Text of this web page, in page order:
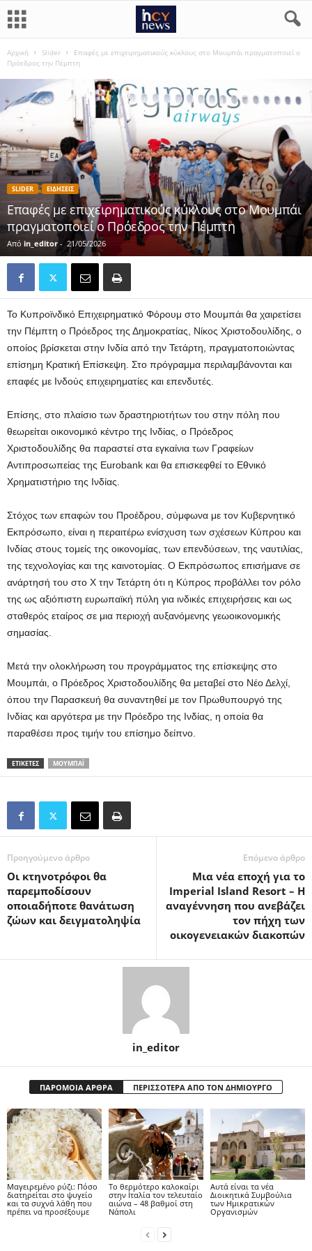
Αρχική Slider
Επαφές με επιχειρηματικούς κύκλους στο Μουμπάι πραγματοποιεί ο
Πρόεδρος την Πέμπτη
SLIDER ΕΙΔΗΣΕΙΣ
Επαφές με επιχειρηματικούς κύκλους στο Μουμπάι
πραγματοποιεί ο Πρόεδρος την Πέμπτη
Από in_editor- 21/05/2026
Το Κυπροϊνδικό Επιχειρηματικό Φόρουμ στο Μουμπάι θα χαιρετίσει
την Πέμπτη ο Πρόεδρος της Δημοκρατίας, Νίκος Χριστοδουλίδης, ο
οποίος βρίσκεται στην Ινδία από την Τετάρτη, πραγματοποιώντας
επίσημη Κρατική Επίσκεψη. Στο πρόγραμμα περιλαμβάνονται και
επαφές με Ινδούς επιχειρηματίες και επενδυτές.
Επίσης, στο πλαίσιο των δραστηριοτήτων του στην πόλη που
θεωρείται οικονομικό κέντρο της Ινδίας, ο Πρόεδρος
Χριστοδουλίδης θα παραστεί στα εγκαίνια των Γραφείων
Αντιπροσωπείας της Eurobank και θα επισκεφθεί το Εθνικό
Χρηματιστήριο της Ινδίας.
Στόχος των επαφών του Προέδρου, σύμφωνα με τον Κυβερνητικό
Εκπρόσωπο, είναι η περαιτέρω ενίσχυση των σχέσεων Κύπρου και
Ινδίας στους τομείς της οικονομίας, των επενδύσεων, της ναυτιλίας,
της τεχνολογίας και της καινοτομίας. Ο Εκπρόσωπος επισήμανε σε
ανάρτησή του στο Χ την Τετάρτη ότι η Κύπρος προβάλλει τον ρόλο
της ως αξιόπιστη ευρωπαϊκή πύλη για ινδικές επιχειρήσεις και ως
σταθερός εταίρος σε μια περιοχή αυξανόμενης γεωοικονομικής
σημασίας.
Μετά την ολοκλήρωση του προγράμματος της επίσκεψης στο
Μουμπάι, ο Πρόεδρος Χριστοδουλίδης θα μεταβεί στο Νέο Δελχί,
όπου την Παρασκευή θα συναντηθεί με τον Πρωθυπουργό της
Ινδίας και αργότερα με την Πρόεδρο της Ινδίας, η οποία θα
παραθέσει προς τιμήν του επίσημο δείπνο.
ΕΤΙΚΕΤΕΣ ΜΟΥΜΠΆΙ
Προηγούμενο άρθρο
Οι κτηνοτρόφοι θα
παρεμποδίσουν
οποιαδήποτε θανάτωση
ζώων και δειγματοληψία
Επόμενο άρθρο
Μια νέα εποχή για το
Imperial Island Resort – Η
αναγέννηση που ανεβάζει
τον πήχη των
οικογενειακών διακοπών
in_editor
ΠΑΡΟΜΟΙΑ ΑΡΘΡΑ ΠΕΡΙΣΣΟΤΕΡΑ ΑΠΟ ΤΟΝ ΔΗΜΙΟΥΡΓΟ
Μαγειρεμένο ρύζι: Πόσο
διατηρείται στο ψυγείο
και τα συχνά λάθη που
πρέπει να προσέξουμε
Το θερμότερο καλοκαίρι
στην Ιταλία τον τελευταίο
αιώνα – 48 βαθμοί στη
Νάπολι
Αυτά είναι τα νέα
Διοικητικά Συμβούλια
των Ημικρατικών
Οργανισμών